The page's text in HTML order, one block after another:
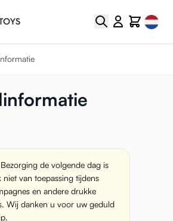
Zoek
CartSelect
Bezorging de volgende dag is
niet van toepassing tijdens
en andere drukke
Wij danken u voor uw geduld